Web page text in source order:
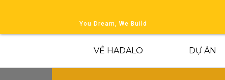
You Dream, We Build
VỀ HADALO DỰ ÁN